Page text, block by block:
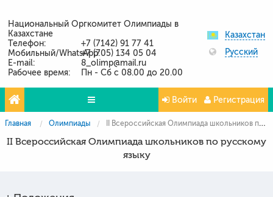
Национальный Оргкомитет Олимпиады в
Казахстане
Телефон:
+7 (7142) 91 77 41
Мобильный/WhatsApp:+7 (705) 134 05 04
E-mail:
8_olimp@mail.ru
Рабочее время:
Пн - Сб с 08.00 до 20.00
Казахстан
Русский
Олимпиады
Проекты
Войти Регистрация
Главная Олимпиады II Всероссийская Олимпиада школьников по русскому языку
II Всероссийская Олимпиада школьников по русскому
языку